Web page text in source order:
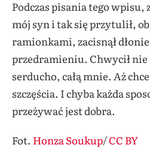
Podczas pisania tego wpisu,
mój syn i tak się przytulił,
ramionkami, zacisnął
przedramieniu. Chwycił nie
serducho, całą mnie. Aż
szczęścia. I chyba każda
przeżywać jest dobra.
Fot. Honza Soukup/CC BY